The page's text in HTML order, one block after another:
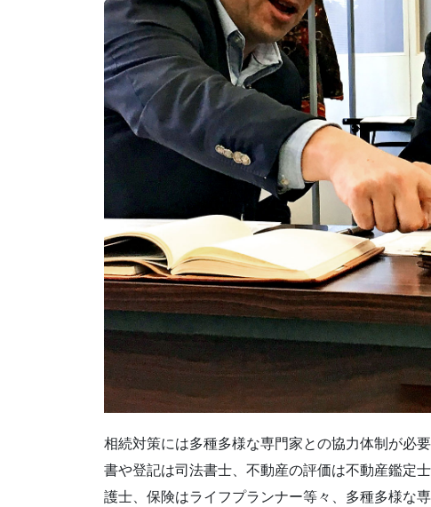
相続対策には多種多様な専門家との協力体制が必
書や登記は司法書士、不動産の評価は不動産鑑定
護士、保険はライフプランナー等々、多種多様な